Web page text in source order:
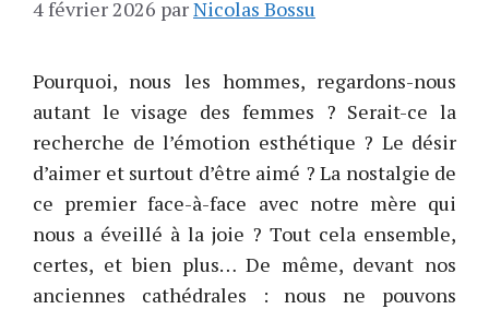
4 février 2026 parNicolas Bossu
Pourquoi, nous les hommes, regardons-nous
autant le visage des femmes ? Serait-ce la
recherche de l’émotion esthétique ? Le désir
d’aimer et surtout d’être aimé ? La nostalgie de
ce premier face-à-face avec notre mère qui
nous a éveillé à la joie ? Tout cela ensemble,
certes, et bien plus… De même, devant nos
anciennes cathédrales : nous ne pouvons